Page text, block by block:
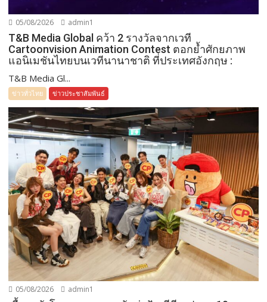
05/08/2026 admin1
T&B Media Global คว้า 2 รางวัลจากเวที
Cartoonvision Animation Contest ตอกย้ำศักยภาพ
แอนิเมชันไทยบนเวทีนานาชาติ ที่ประเทศอังกฤษ :
T&B Media Gl...
ข่าวทั่วไทย ข่าวประชาสัมพันธ์
05/08/2026 admin1